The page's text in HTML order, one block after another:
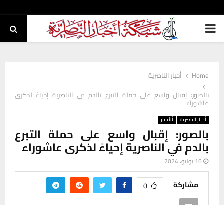
PRIMARY
Home
أخبار الناصرية
بالصور: إقبال واسع على حملة التبرع بالدم في الناصرية إحياءً لذكرى
عاشوراء
أخبار الناصرية ألأخبار
بالصور: إقبال واسع على حملة التبرع
بالدم في الناصرية إحياءً لذكرى عاشوراء
16 يوليو، 2024
مشاركة 0